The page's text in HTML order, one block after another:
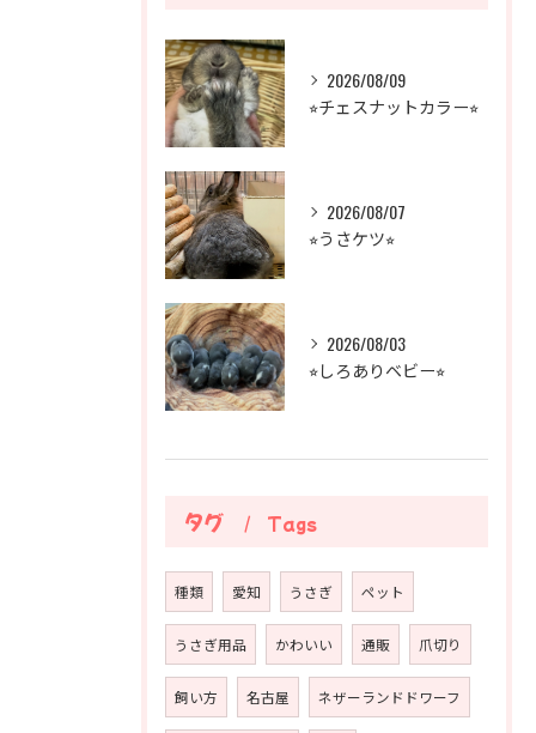
2026/08/09
⭐︎チェスナットカラー⭐︎
2026/08/07
⭐︎うさケツ⭐︎
2026/08/03
⭐︎しろありベビー⭐︎
タグ Tags
種類 愛知 うさぎ ペット
うさぎ用品 かわいい 通販 爪切り
飼い方 名古屋 ネザーランドドワーフ